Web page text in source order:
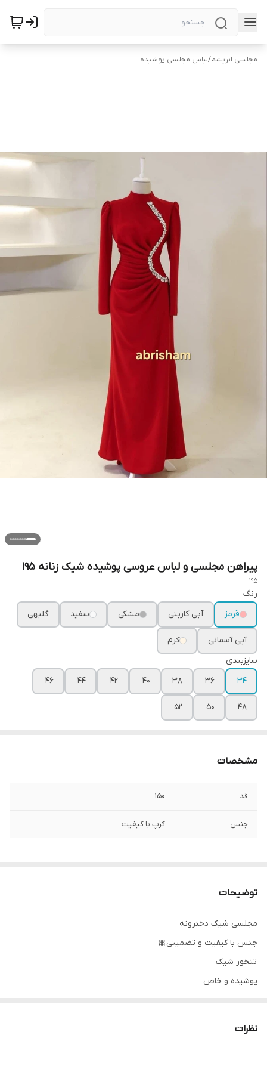
مجلسی ابریشم/لباس مجلسی پوشیده
پیراهن مجلسی و لباس عروسی پوشیده شیک زنانه ۱۹۵
195
رنگ
قرمز
آبی کاربنی مشکی سفید گلبهی
آبی آسمانی
کرم
سایزبندی
۳۴
۳۶ ۳۸ ۴۰ ۴۲ ۴۴ ۴۶
۴۸ ۵۰ ۵۲
مشخصات
قد ۱۵۰
جنس کرپ با کیفیت
توضیحات
مجلسی شیک دخترونه
جنس با کیفیت و تضمینی🎀
تنخور شیک
پوشیده و خاص
نظرات